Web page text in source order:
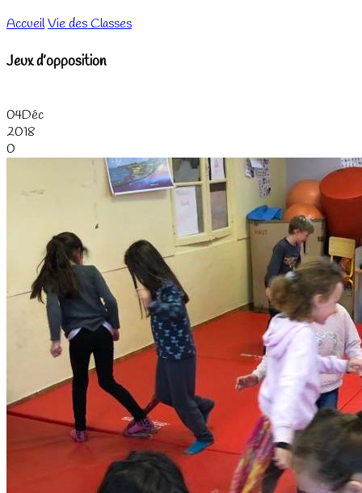
AccueilVie des Classes
Jeux d’opposition
04Déc
2018
0